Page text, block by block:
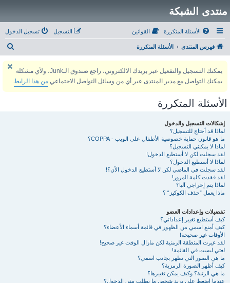
منتدى الشبكة
الأسئلة المتكررة القوانين تسجيل الدخول التسجيل
فهرس المنتدى الأسئلة المتكررة
يمكنك التسجيل والتفعيل عبر بريدك الالكتروني، راجع صندوق الـJunk، ولأي مشكلة
يمكنك التواصل مع مدير المنتدى عبر أي من وسائل التواصل الاجتماعي من هذا الرابط.
الأسئلة المتكررة
إشكالات التسجيل والدخول
لماذا قد أحتاج للتسجيل؟
ما هو قانون حماية خصوصية الأطفال على الويب - COPPA؟
لماذا لا يمكنني التسجيل؟
لقد سجلت لكن لا أستطيع الدخول!
لماذا لا أستطيع الدخول؟
لقد سجلت في الماضي لكن لا أستطيع الدخول الآن؟!
لقد فقدت كلمة المرور!
لماذا يتم إخراجي آليا؟
ماذا يعمل ”حذف الكوكيز“ ؟
تفضيلات وإعدادات العضو
كيف أستطيع تغيير إعداداتي؟
كيف أمنع اسمي من الظهور في قائمة أسماء الأعضاء؟
الأوقات غير صحيحة!
لقد غيرت المنطقة الزمنية لكن مازال الوقت غير صحيح!
لغتي ليست في القائمة!
ما هي الصور التي تظهر بجانب اسمي؟
كيف أظهر الصورة الرمزية؟
ما هي الرتبة؟ وكيف يمكن تغييرها؟
عندما اضغط على بريد شخص ما يطلب مني الدخول؟